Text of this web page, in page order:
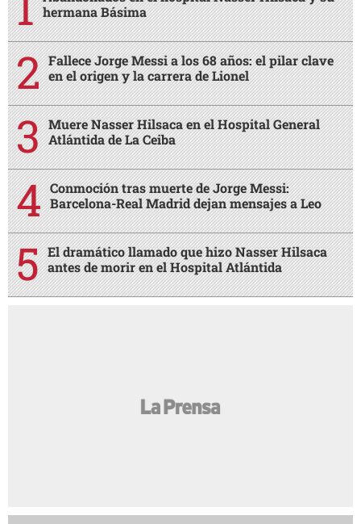
hermana Básima
Fallece Jorge Messi a los 68 años: el pilar clave
en el origen y la carrera de Lionel
Muere Nasser Hilsaca en el Hospital General
Atlántida de La Ceiba
Conmoción tras muerte de Jorge Messi:
Barcelona-Real Madrid dejan mensajes a Leo
El dramático llamado que hizo Nasser Hilsaca
antes de morir en el Hospital Atlántida